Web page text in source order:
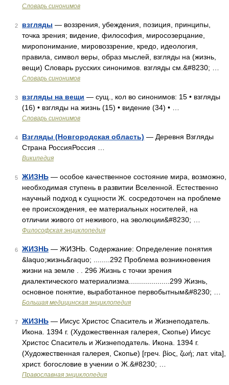
Словарь синонимов
2 взгляды — воззрения, убеждения, позиция, принципы,
точка зрения; видение, философия, миросозерцание,
миропонимание, мировоззрение, кредо, идеология,
правила, символ веры, образ мыслей, взгляды на (жизнь,
вещи) Словарь русских синонимов. взгляды см.&#8230; …
Словарь синонимов
3 взгляды на вещи — сущ., кол во синонимов: 15 • взгляды
(16) • взгляды на жизнь (15) • видение (34) • …
Словарь синонимов
4 Взгляды (Новгородская область) — Деревня Взгляды
Страна РоссияРоссия …
Википедия
5 ЖИЗНЬ — особое качественное состояние мира, возможно,
необходимая ступень в развитии Вселенной. Естественно
научный подход к сущности Ж. сосредоточен на проблеме
ее происхождения, ее материальных носителей, на
отличии живого от неживого, на эволюции&#8230; …
Философская энциклопедия
6 ЖИЗНЬ — ЖИЗНЬ. Содержание: Определение понятия
&laquo;жизнь&raquo; ........292 Проблема возникновения
жизни на земле . . 296 Жизнь с точки зрения
диалектического материализма....................299 Жизнь,
основное понятие, выработанное первобытным&#8230; …
Большая медицинская энциклопедия
7 ЖИЗНЬ — Иисус Христос Спаситель и Жизнеподатель.
Икона. 1394 г. (Художественная галерея, Скопье) Иисус
Христос Спаситель и Жизнеподатель. Икона. 1394 г.
(Художественная галерея, Скопье) [греч. βίος, ζωή; лат. vita],
христ. богословие в учении о Ж.&#8230; …
Православная энциклопедия